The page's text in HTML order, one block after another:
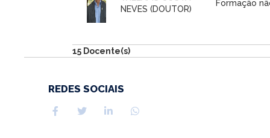
NEVES (DOUTOR)
Formação
15 Docente(s)
REDES SOCIAIS